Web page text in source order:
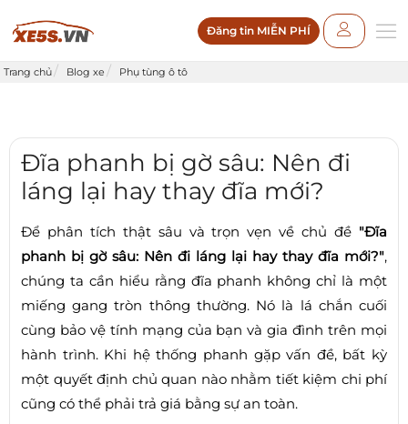
Đăng tin MIỄN PHÍ
Trang chủ Blog xe Phụ tùng ô tô
Đĩa phanh bị gờ sâu: Nên đi
láng lại hay thay đĩa mới?
Để phân tích thật sâu và trọn vẹn về chủ đề "Đĩa
phanh bị gờ sâu: Nên đi láng lại hay thay đĩa mới?",
chúng ta cần hiểu rằng đĩa phanh không chỉ là một
miếng gang tròn thông thường. Nó là lá chắn cuối
cùng bảo vệ tính mạng của bạn và gia đình trên mọi
hành trình. Khi hệ thống phanh gặp vấn đề, bất kỳ
một quyết định chủ quan nào nhằm tiết kiệm chi phí
cũng có thể phải trả giá bằng sự an toàn.